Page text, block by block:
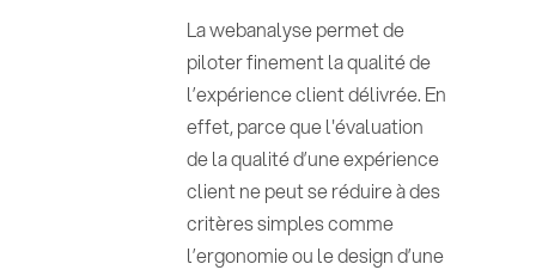
La webanalyse permet de
piloter finement la qualité de
l’expérience client délivrée. En
effet, parce que l'évaluation
de la qualité d’une expérience
client ne peut se réduire à des
critères simples comme
l’ergonomie ou le design d’une